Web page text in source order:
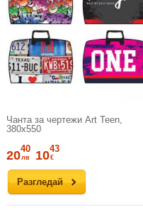
Чанта за чертежи Art Teen,
380x550
Разгледай
2040
лв 1043
€